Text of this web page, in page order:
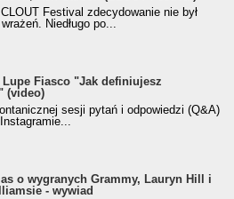
Festival zdecydowanie nie był
Niedługo po...
Fiasco "Jak definiujesz
(video)
sesji pytań i odpowiedzi (Q&A)
o wygranych Grammy, Lauryn Hill i
- wywiad